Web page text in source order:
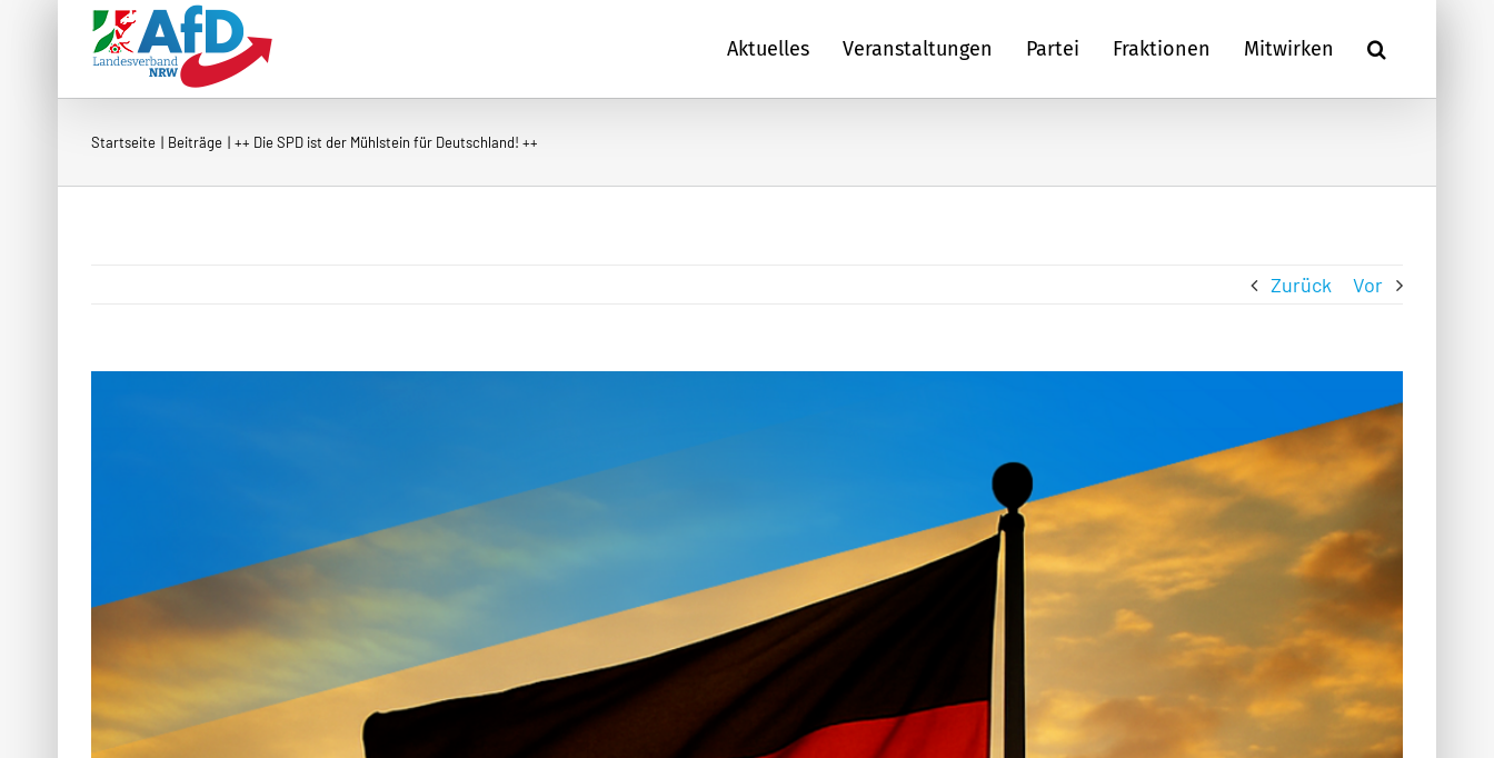
Aktuelles Veranstaltungen Partei Fraktionen Mitwirken
Startseite Beiträge ++ Die SPD ist der Mühlstein für Deutschland! ++
Zurück Vor